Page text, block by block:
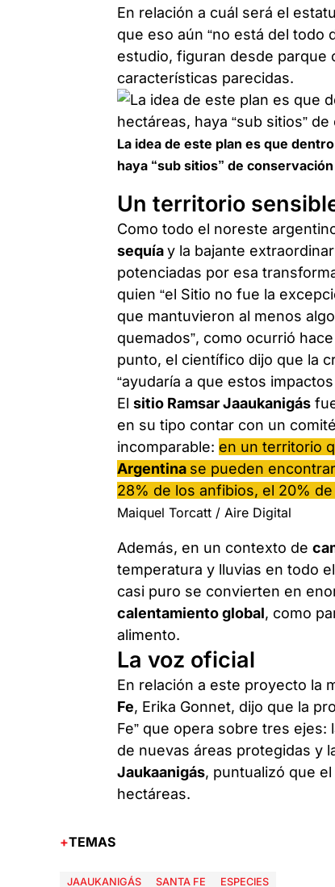
En relación a cuál será el
que eso aún “no está del todo
estudio, figuran desde parque
características parecidas.
La idea de este plan es que
haya “sub sitios” de
Un territorio
Como todo el noreste
sequíay la bajante
potenciadas por esa
quien “el Sitio no fue la
que mantuvieron al menos
quemados”, como ocurrió
punto, el científico dijo que la
“ayudaría a que estos
Elsitio Ramsar Jaaukanigás
en su tipo contar con un
incomparable: en un territorio
Argentina se pueden
28% de los anfibios, el 20%
Maiquel Torcatt / Aire Digital
Además, en un contexto de
temperatura y lluvias en todo
casi puro se convierten en
calentamiento global, como
alimento.
La voz oficial
En relación a este proyecto la
Fe, Erika Gonnet, dijo que la
Fe” que opera sobre tres ejes:
de nuevas áreas protegidas y
Jaukaanigás, puntualizó que
hectáreas.
TEMAS
JAAUKANIGÁS SANTA FE ESPECIES